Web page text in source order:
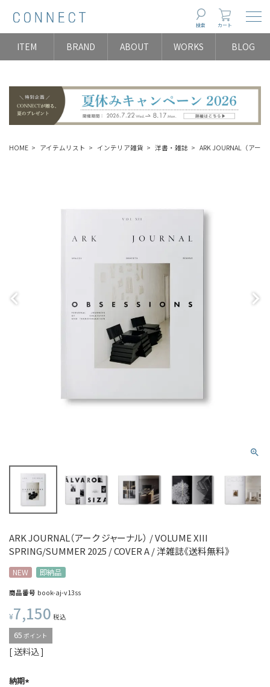
検索 カート
ITEM BRAND ABOUT WORKS BLOG
HOME アイテムリスト インテリア雑貨 洋書・雑誌 ARK JOURNAL（アー
ARK JOURNAL（アーク ジャーナル） / VOLUME XIII
SPRING/SUMMER 2025 / COVER A / 洋雑誌《送料無料》
NEW 即納品
商品番号 book-aj-v13ss
¥7,150 税込
65 ポイント
送料込
納期